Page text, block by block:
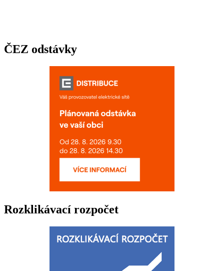
ČEZ odstávky
Rozklikávací rozpočet